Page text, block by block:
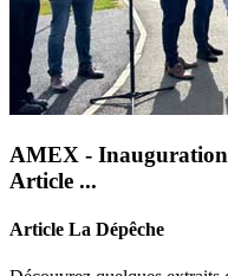
AMEX -
Article ...
Article La Dépêche